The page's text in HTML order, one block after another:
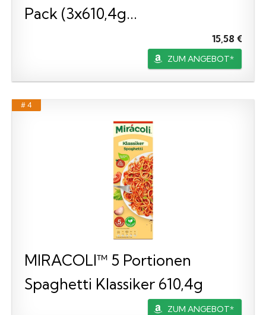
Pack (3x610,4g...
15,58 €
ZUM ANGEBOT*
# 4
MIRACOLI™ 5 Portionen
Spaghetti Klassiker 610,4g
ZUM ANGEBOT*